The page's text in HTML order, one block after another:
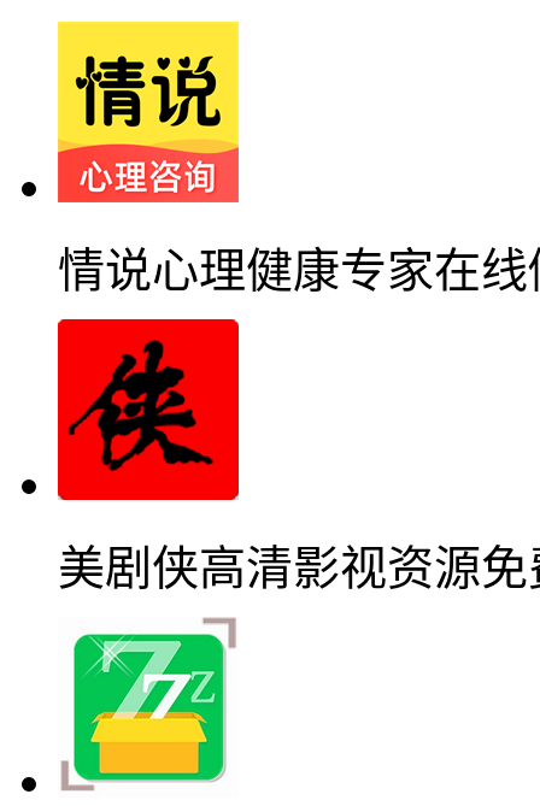
情说心理健康专家在线
美剧侠高清影视资源